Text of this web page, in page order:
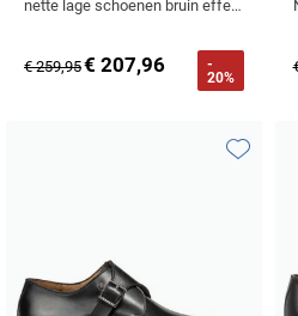
Tommy Hilfiger
Tramarossa
nette lage schoenen bruin effen leer
€ 259,95€ 207,96
-
20%